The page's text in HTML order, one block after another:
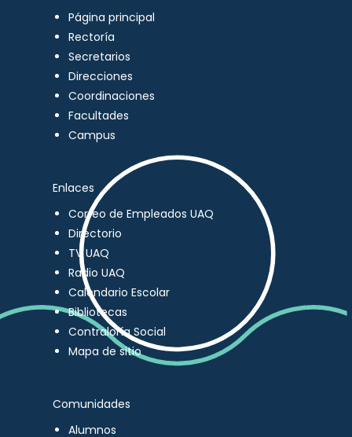
Página principal
Rectoría
Secretarios
Direcciones
Coordinaciones
Facultades
Campus
Enlaces
Correo de Empleados UAQ
Directorio
TV UAQ
Radio UAQ
Calendario Escolar
Bibliotecas
Contraloría Social
Mapa de sitio
Comunidades
Alumnos